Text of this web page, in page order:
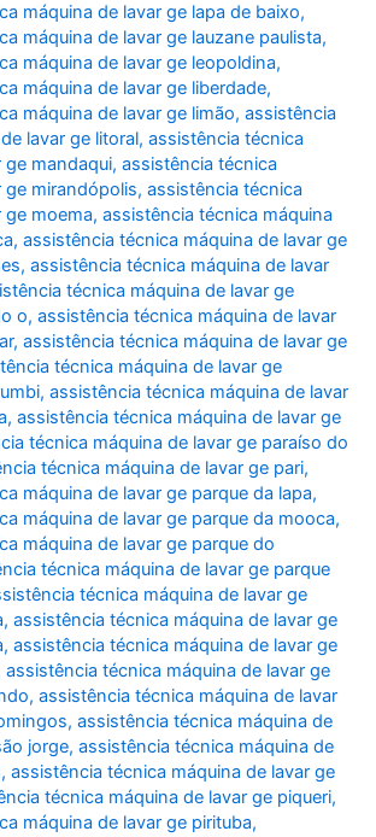
máquina de lavar ge lapa de baixo,
máquina de lavar ge lauzane paulista,
máquina de lavar ge leopoldina,
máquina de lavar ge liberdade,
máquina de lavar ge limão,assistência
lavar ge litoral,assistência técnica
ge mandaqui,assistência técnica
ge mirandópolis,assistência técnica
ge moema,assistência técnica máquina
,assistência técnica máquina de lavar ge
,assistência técnica máquina de lavar
técnica máquina de lavar ge
o,assistência técnica máquina de lavar
,assistência técnica máquina de lavar ge
técnica máquina de lavar ge
,assistência técnica máquina de lavar
,assistência técnica máquina de lavar ge
técnica máquina de lavar ge paraíso do
técnica máquina de lavar ge pari,
máquina de lavar ge parque da lapa,
máquina de lavar ge parque da mooca,
máquina de lavar ge parque do
técnica máquina de lavar ge parque
técnica máquina de lavar ge
,assistência técnica máquina de lavar ge
,assistência técnica máquina de lavar ge
assistência técnica máquina de lavar ge
,assistência técnica máquina de lavar
,assistência técnica máquina de
jorge,assistência técnica máquina de
,assistência técnica máquina de lavar ge
técnica máquina de lavar ge piqueri,
máquina de lavar ge pirituba,